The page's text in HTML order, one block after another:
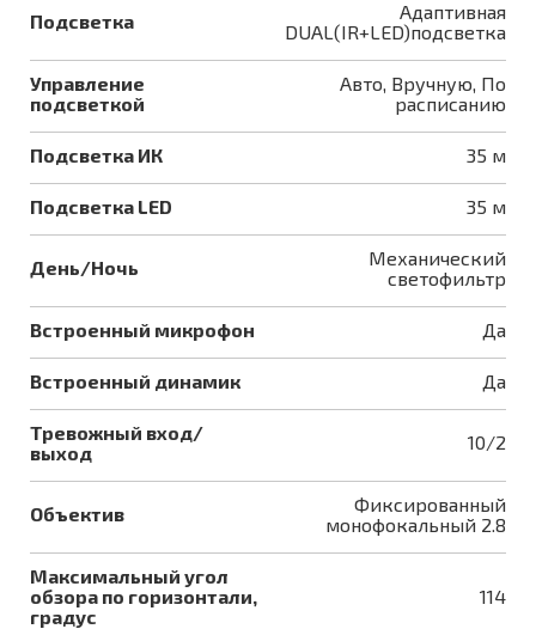
Подсветка
Адаптивная
DUAL(IR+LED)подсветка
Управление
подсветкой
Авто, Вручную, По
расписанию
Подсветка ИК 35 м
Подсветка LED 35 м
День/Ночь
Механический
светофильтр
Встроенный микрофон Да
Встроенный динамик Да
Тревожный вход/
выход
10/2
Объектив
Фиксированный
монофокальный 2.8
Максимальный угол
обзора по горизонтали,
градус
114